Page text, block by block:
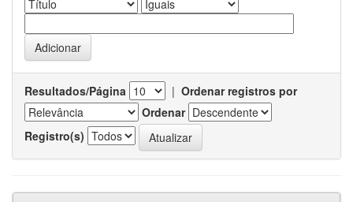
Resultados/Página | Ordenar registros por
Ordenar
Registro(s)